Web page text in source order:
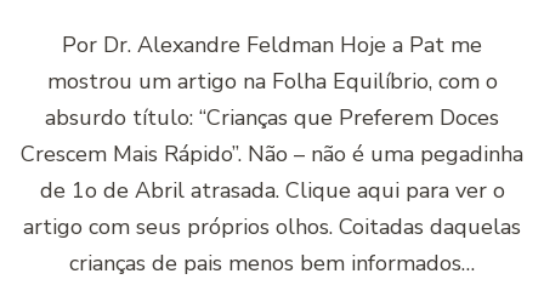
Por Dr. Alexandre Feldman Hoje a Pat me
mostrou um artigo na Folha Equilíbrio, com o
absurdo título: “Crianças que Preferem Doces
Crescem Mais Rápido”. Não – não é uma pegadinha
de 1o de Abril atrasada. Clique aqui para ver o
artigo com seus próprios olhos. Coitadas daquelas
crianças de pais menos bem informados…